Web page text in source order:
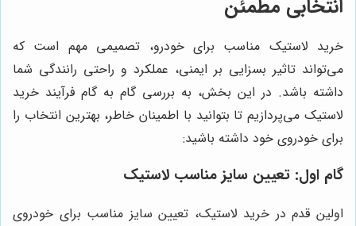
انتخابی مطمئن
خرید لاستیک مناسب برای خودرو، تصمیمی مهم است که
می‌تواند تاثیر بسزایی بر ایمنی، عملکرد و راحتی رانندگی شما
داشته باشد. در این بخش، به بررسی گام به گام فرآیند خرید
لاستیک می‌پردازیم تا بتوانید با اطمینان خاطر، بهترین انتخاب را
برای خودروی خود داشته باشید:
گام اول: تعیین سایز مناسب لاستیک
اولین قدم در خرید لاستیک، تعیین سایز مناسب برای خودروی